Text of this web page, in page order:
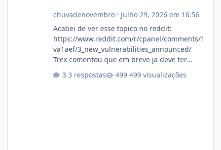
chuvadenovembro· Julho 29, 2026 em 16:56
Acabei de ver esse topico no reddit:
https://www.reddit.com/r/cpanel/comments/1
va1aef/3_new_vulnerabilities_announced/
Trex comentou que em breve ja deve ter
3 respostas 499 visualizações